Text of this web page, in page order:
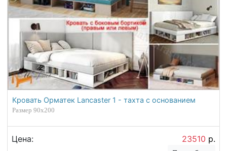
Кровать Орматек Lancaster 1 - тахта с основанием
Размер 90х200
Цена: 23510 р.